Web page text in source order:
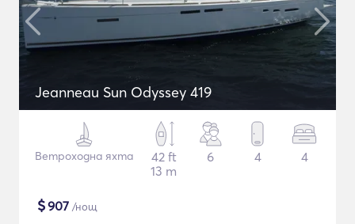
Jeanneau Sun Odyssey 419
Ветроходна яхта
42 ft
13 m
6 4 4
$907 /нощ